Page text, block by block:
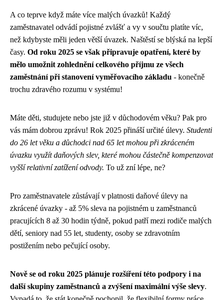
A co teprve když máte více malých úvazků! Každý
zaměstnavatel odvádí pojistné zvlášť a vy v součtu platíte víc,
než kdybyste měli jeden větší úvazek. Naštěstí se blýská na lepší
časy. Od roku 2025 se však připravuje opatření, které by
mělo umožnit zohlednění celkového příjmu ze všech
zaměstnání při stanovení vyměřovacího základu - konečně
trochu zdravého rozumu v systému!
Máte děti, studujete nebo jste již v důchodovém věku? Pak pro
vás mám dobrou zprávu! Rok 2025 přináší určité úlevy. Studenti
do 26 let věku a důchodci nad 65 let mohou při zkráceném
úvazku využít daňových slev, které mohou částečně kompenzovat
vyšší relativní zatížení odvody. To už zní lépe, ne?
Pro zaměstnavatele zůstávají v platnosti daňové úlevy na
zkrácené úvazky - až 5% sleva na pojistném u zaměstnanců
pracujících 8 až 30 hodin týdně, pokud patří mezi rodiče malých
dětí, seniory nad 55 let, studenty, osoby se zdravotním
postižením nebo pečující osoby.
Nově se od roku 2025 plánuje rozšíření této podpory i na
další skupiny zaměstnanců a zvýšení maximální výše slevy.